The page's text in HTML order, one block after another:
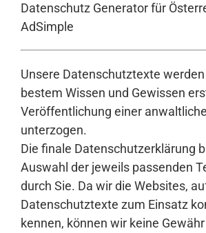
Datenschutz Generator für
AdSimple
Unsere Datenschutztexte
bestem Wissen und Gewissen
Veröffentlichung einer
unterzogen.
Die finale Datenschutzerklärung
Auswahl der jeweils passenden
durch Sie. Da wir die Websites,
Datenschutztexte zum Einsatz
kennen, können wir keine